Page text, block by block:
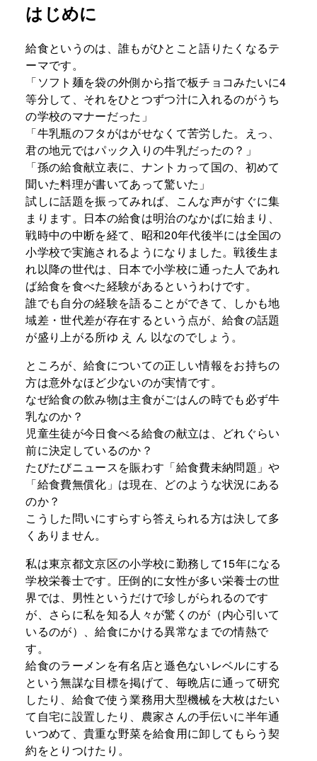
はじめに
給食というのは、誰もがひとこと語りたくなるテ
ーマです。
「ソフト麺を袋の外側から指で板チョコみたいに4
等分して、それをひとつずつ汁に入れるのがうち
の学校のマナーだった」
「牛乳瓶のフタがはがせなくて苦労した。えっ、
君の地元ではパック入りの牛乳だったの？」
「孫の給食献立表に、ナントカって国の、初めて
聞いた料理が書いてあって驚いた」
試しに話題を振ってみれば、こんな声がすぐに集
まります。日本の給食は明治のなかばに始まり、
戦時中の中断を経て、昭和20年代後半には全国の
小学校で実施されるようになりました。戦後生ま
れ以降の世代は、日本で小学校に通った人であれ
ば給食を食べた経験があるというわけです。
誰でも自分の経験を語ることができて、しかも地
域差・世代差が存在するという点が、給食の話題
が盛り上がる所ゆ え ん 以なのでしょう。
ところが、給食についての正しい情報をお持ちの
方は意外なほど少ないのが実情です。
なぜ給食の飲み物は主食がごはんの時でも必ず牛
乳なのか？
児童生徒が今日食べる給食の献立は、どれぐらい
前に決定しているのか？
たびたびニュースを賑わす「給食費未納問題」や
「給食費無償化」は現在、どのような状況にある
のか？
こうした問いにすらすら答えられる方は決して多
くありません。
私は東京都文京区の小学校に勤務して15年になる
学校栄養士です。圧倒的に女性が多い栄養士の世
界では、男性というだけで珍しがられるのです
が、さらに私を知る人々が驚くのが（内心引いて
いるのが）、給食にかける異常なまでの情熱で
す。
給食のラーメンを有名店と遜色ないレベルにする
という無謀な目標を掲げて、毎晩店に通って研究
したり、給食で使う業務用大型機械を大枚はたい
て自宅に設置したり、農家さんの手伝いに半年通
いつめて、貴重な野菜を給食用に卸してもらう契
約をとりつけたり。